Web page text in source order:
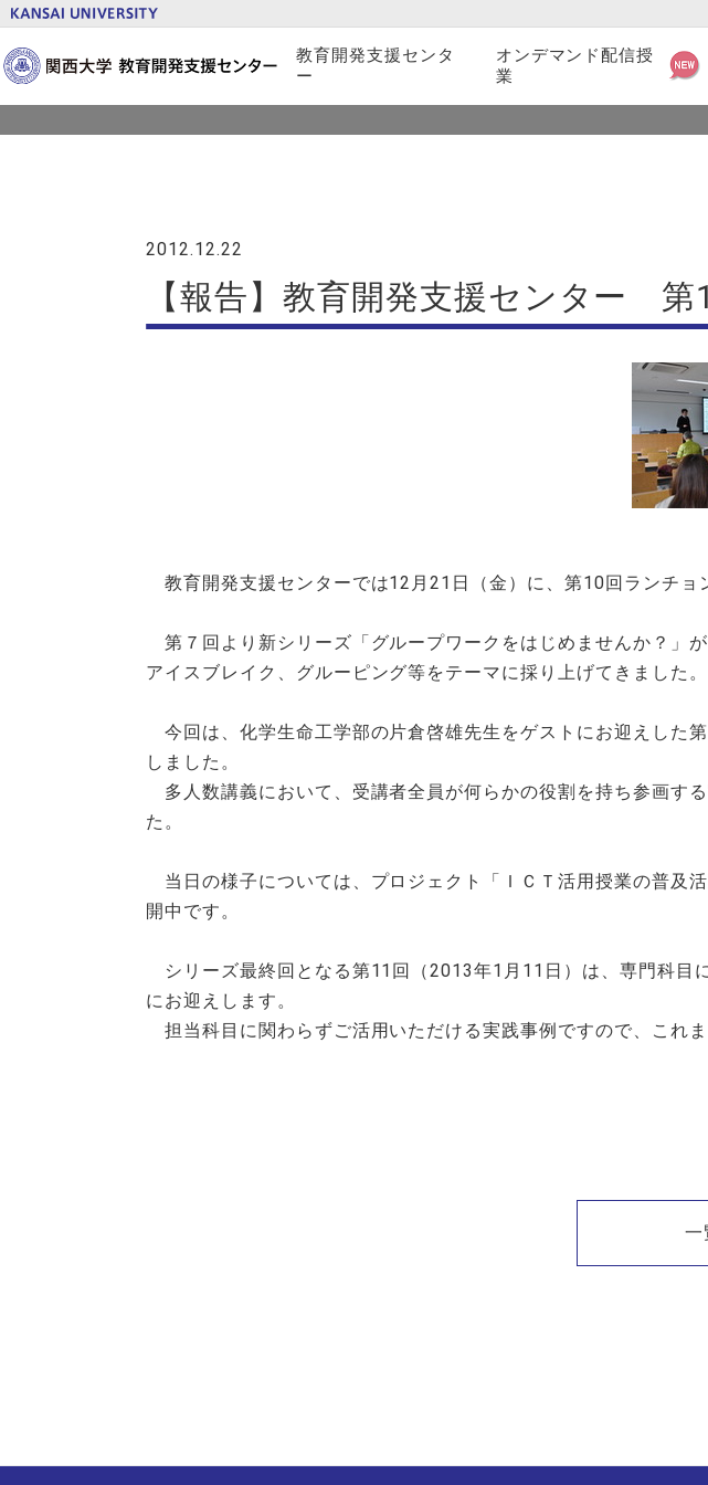
教育開発支援センタ
ー
オンデマンド配信授
業
トピックス
2012.12.22
【報告】教育開発支援センター
教育開発支援センターでは12月21日（金）に、第10回ランチョ
第７回より新シリーズ「グループワークをはじめませんか？」
アイスブレイク、グルーピング等をテーマに採り上げてきました。
今回は、化学生命工学部の片倉啓雄先生をゲストにお迎えした
しました。
多人数講義において、受講者全員が何らかの役割を持ち参画す
た。
当日の様子については、プロジェクト「ＩＣＴ活用授業の普
開中です。
シリーズ最終回となる第11回（2013年1月11日）は、専門科目
にお迎えします。
担当科目に関わらずご活用いただける実践事例ですので、これ
一